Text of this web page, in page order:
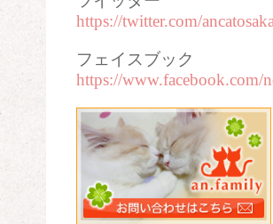
https://twitter.com/ancatosaka
フェイスブック
https://www.facebook.com/